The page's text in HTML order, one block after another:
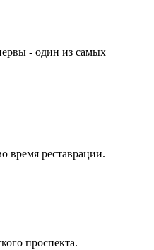
- один из самых
время реставрации.
проспекта.